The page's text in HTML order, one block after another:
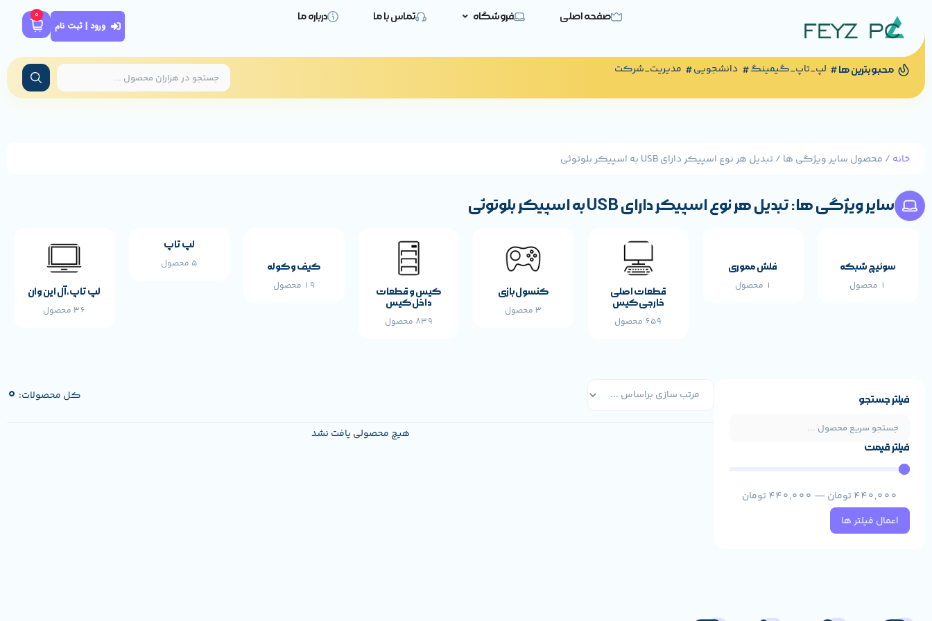
صفحه اصلی فروشگاه تماس با ما درباره ما
ورود | ثبت نام
0
محبوبترین ها لپ_تاپ_گیمینگ دانشجویی مدیریت_شرکت
خانه / محصول سایر ویژگی ها / تبدیل هر نوع اسپیکر دارای USB به اسپیکر بلوتوثی
سایر ویژگی ها: تبدیل هر نوع اسپیکر دارای USB به اسپیکر بلوتوثی
سوئیچ شبکه
1 محصول
فلش مموری
1 محصول
قطعات اصلی
خارجی کیس
659 محصول
کنسول بازی
3 محصول
کیس و قطعات
داخل کیس
839 محصول
کیف و کوله
19 محصول
لپ تاپ
5 محصول
لپ تاپ،آل این وان
36 محصول
فیلتر جستجو
فیلتر قیمت
440,000تومان —
440,000تومان
اعمال فیلتر ها
کل محصولات: 0
هیچ محصولی یافت نشد